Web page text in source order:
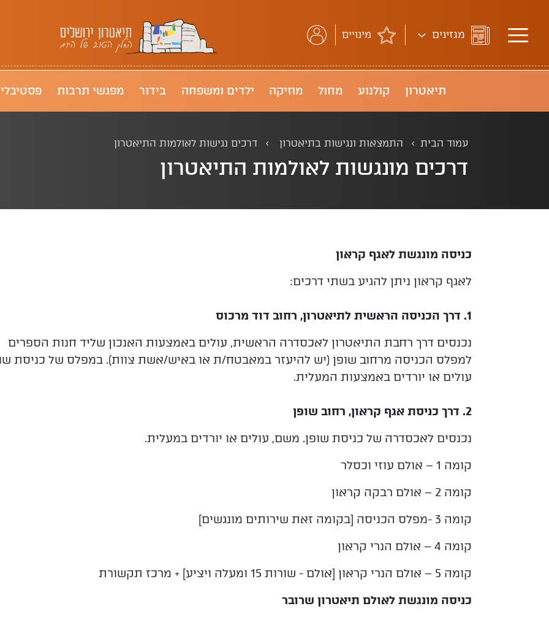
תיאטרון ירושלים
מגזינים מינויים
תיאטרון קולנוע מחול מוזיקה ילדים ומשפחה בידור מפגשי תרבות
עמוד הבית התמצאות ונגישות בתיאטרון דרכים נגישות לאולמות התיאטרון
דרכים מונגשות לאולמות התיאטרון
כניסה מונגשת לאגף קראון
לאגף קראון ניתן להגיע בשתי דרכים:
1. דרך הכניסה הראשית לתיאטרון, רחוב דוד מרכוס
נכנסים דרך רחבת התיאטרון לאכסדרה הראשית, עולים באמצעות האנכון שליד חנות הספרים
למפלס הכניסה מרחוב שופן (יש להיעזר במאבטח/ת או באיש/אשת צוות). במפלס של כניסת
עולים או יורדים באמצעות המעלית.
2. דרך כניסת אגף קראון, רחוב שופן
נכנסים לאכסדרה של כניסת שופן. משם, עולים או יורדים במעלית.
קומה 1 – אולם עוזי וכסלר
קומה 2 – אולם רבקה קראון
קומה 3 -מפלס הכניסה [בקומה זאת שירותים מונגשים]
קומה 4 – אולם הנרי קראון
קומה 5 – אולם הנרי קראון [אולם - שורות 15 ומעלה ויציע] + מרכז תקשורת
כניסה מונגשת לאולם תיאטרון שרובר